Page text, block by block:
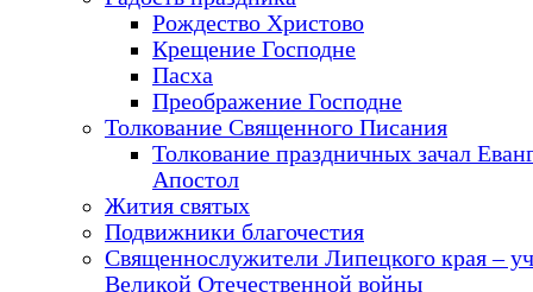
Рождество Христово
Крещение Господне
Пасха
Преображение Господне
Толкование Священного Писания
Толкование праздничных зачал
Апостол
Жития святых
Подвижники благочестия
Священнослужители Липецкого края –
Великой Отечественной войны